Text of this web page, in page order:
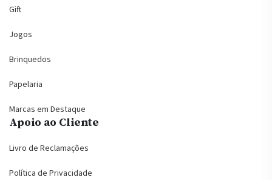
Gift
Jogos
Brinquedos
Papelaria
Marcas em Destaque
Apoio ao Cliente
Livro de Reclamações
Política de Privacidade